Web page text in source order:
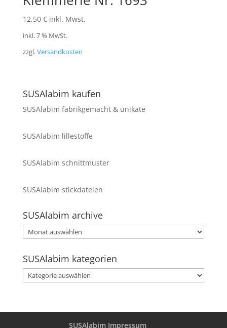
12,50 € inkl. Mwst.
inkl. 7 % MwSt.
zzgl.Versandkosten
SUSAlabim kaufen
SUSAlabim fabrikgemacht & unikate
SUSAlabim lillestoffe
SUSAlabim schnittmuster
SUSAlabim stickdateien
SUSAlabim archive
SUSAlabim
archive
SUSAlabim kategorien
SUSAlabim
kategorien
SUSAlabim Impressum